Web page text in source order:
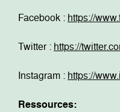
Facebook : https://
Twitter : https://
Instagram : https://
Ressources: